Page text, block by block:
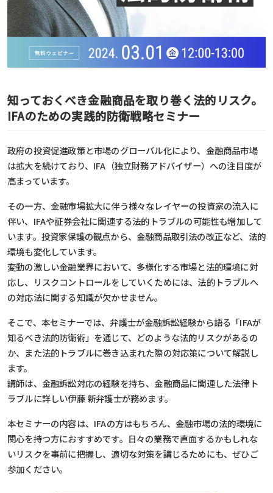
知っておくべき金融商品を取り巻く法的リスク。
IFAのための実践的防衛戦略セミナー
政府の投資促進政策と市場のグローバル化により、金融商品市場
は拡大を続けており、IFA（独立財務アドバイザー）への注目度が
高まっています。
その一方、金融市場拡大に伴う様々なレイヤーの投資家の流入に
伴い、IFAや証券会社に関連する法的トラブルの可能性も増加して
います。投資家保護の観点から、金融商品取引法の改正など、法的
環境も変化しています。
変動の激しい金融業界において、多様化する市場と法的環境に対
応し、リスクコントロールをしていくためには、法的トラブルへ
の対応法に関する知識が欠かせません。
そこで、本セミナーでは、弁護士が金融訴訟経験から語る「IFAが
知るべき法的防衛術」を通じて、どのような法的リスクがあるの
か、また法的トラブルに巻き込まれた際の対応策について解説し
ます。
講師は、金融訴訟対応の経験を持ち、金融商品に関連した法律ト
ラブルに詳しい伊藤 新弁護士が務めます。
本セミナーの内容は、IFAの方はもちろん、金融市場の法的環境に
関心を持つ方におすすめです。日々の業務で直面するかもしれな
いリスクを事前に把握し、適切な対策を講じるためにも、ぜひご
参加ください。